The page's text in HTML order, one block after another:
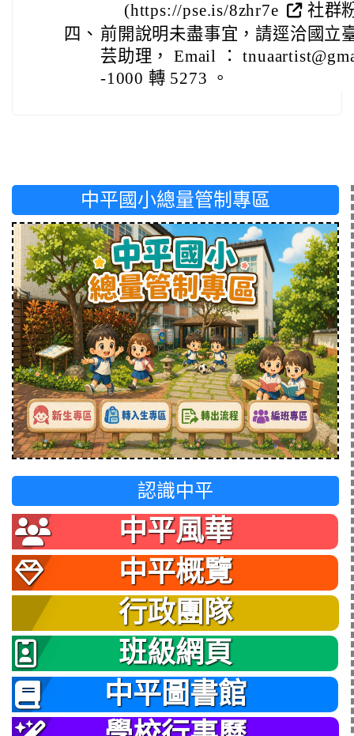
(https://pse.is/8zhr7e
社群
四、 前開說明未盡事宜，請逕洽國立
芸助理， Email ：
-1000 轉 5273 。
中平國小總量管制專區
認識中平
中平風華
中平概覽
行政團隊
班級網頁
中平圖書館